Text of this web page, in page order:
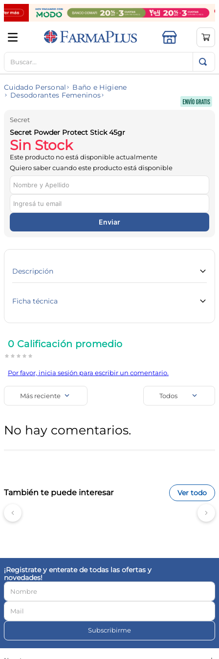
Buscar...
Cuidado Personal
Baño e Higiene
Desodorantes Femeninos
Secret
Secret Powder Protect Stick 45gr
Sin Stock
Este producto no está disponible actualmente
Quiero saber cuando este producto está disponible
Enviar
Descripción
Ficha técnica
SKU
23290
Código de barra
Uso
Desodorantes Femeninos
0 Calificación promedio
Por favor, inicia sesión para escribir un comentario.
Más reciente Todos
No hay comentarios.
También te puede interesar Ver todo
¡Registrate y enterate de todas las ofertas y
novedades!
Subscribirme
TÉRMINOS MÁS BUSCADOS
1.
mela b3
2.
cerave limpieza
5.
shampoo
6.
proteina
7.
ibuprofeno
8.
contorno ojos
9.
magnesio
10